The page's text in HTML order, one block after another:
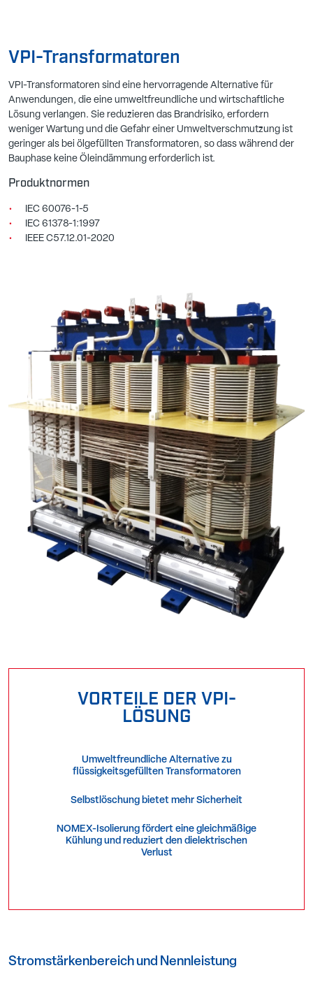
VPI-Transformatoren
VPI-Transformatoren sind eine hervorragende Alternative für
Anwendungen, die eine umweltfreundliche und wirtschaftliche
Lösung verlangen. Sie reduzieren das Brandrisiko, erfordern
weniger Wartung und die Gefahr einer Umweltverschmutzung ist
geringer als bei ölgefüllten Transformatoren, so dass während der
Bauphase keine Öleindämmung erforderlich ist.
Produktnormen
IEC 60076-1-5
IEC 61378-1:1997
IEEE C57.12.01-2020
VORTEILE DER VPI-
LÖSUNG
Umweltfreundliche Alternative zu
flüssigkeitsgefüllten Transformatoren
Selbstlöschung bietet mehr Sicherheit
NOMEX-Isolierung fördert eine gleichmäßige
Kühlung und reduziert den dielektrischen
Verlust
Stromstärkenbereich und Nennleistung